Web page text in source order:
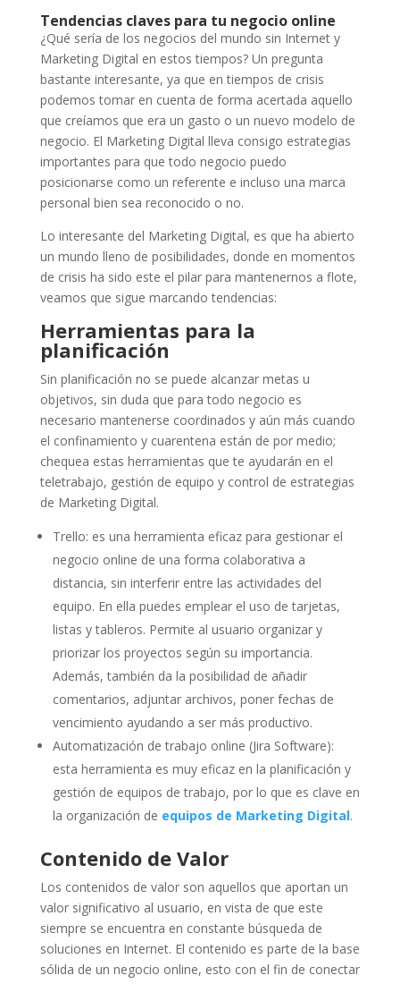
Tendencias claves para tu negocio online
¿Qué sería de los negocios del mundo sin Internet y
Marketing Digital en estos tiempos? Un pregunta
bastante interesante, ya que en tiempos de crisis
podemos tomar en cuenta de forma acertada aquello
que creíamos que era un gasto o un nuevo modelo de
negocio. El Marketing Digital lleva consigo estrategias
importantes para que todo negocio puedo
posicionarse como un referente e incluso una marca
personal bien sea reconocido o no.
Lo interesante del Marketing Digital, es que ha abierto
un mundo lleno de posibilidades, donde en momentos
de crisis ha sido este el pilar para mantenernos a flote,
veamos que sigue marcando tendencias:
Herramientas para la
planificación
Sin planificación no se puede alcanzar metas u
objetivos, sin duda que para todo negocio es
necesario mantenerse coordinados y aún más cuando
el confinamiento y cuarentena están de por medio;
chequea estas herramientas que te ayudarán en el
teletrabajo, gestión de equipo y control de estrategias
de Marketing Digital.
Trello: es una herramienta eficaz para gestionar el
negocio online de una forma colaborativa a
distancia, sin interferir entre las actividades del
equipo. En ella puedes emplear el uso de tarjetas,
listas y tableros. Permite al usuario organizar y
priorizar los proyectos según su importancia.
Además, también da la posibilidad de añadir
comentarios, adjuntar archivos, poner fechas de
vencimiento ayudando a ser más productivo.
Automatización de trabajo online (Jira Software):
esta herramienta es muy eficaz en la planificación y
gestión de equipos de trabajo, por lo que es clave en
la organización de equipos de Marketing Digital.
Contenido de Valor
Los contenidos de valor son aquellos que aportan un
valor significativo al usuario, en vista de que este
siempre se encuentra en constante búsqueda de
soluciones en Internet. El contenido es parte de la base
sólida de un negocio online, esto con el fin de conectar